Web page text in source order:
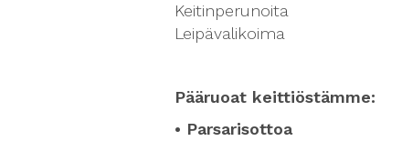
Keitinperunoita
Leipävalikoima
Pääruoat keittiöstämme:
• Parsarisottoa